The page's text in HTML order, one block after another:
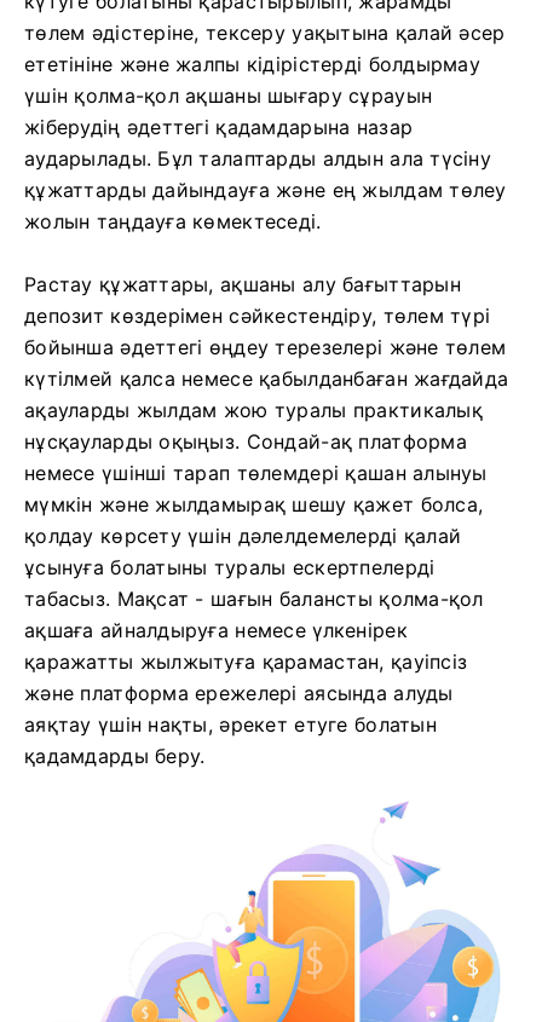
төлем әдістеріне, тексеру уақытына қалай әсер
ететініне және жалпы кідірістерді болдырмау
үшін қолма-қол ақшаны шығару сұрауын
жіберудің әдеттегі қадамдарына назар
аударылады. Бұл талаптарды алдын ала түсіну
құжаттарды дайындауға және ең жылдам төлеу
жолын таңдауға көмектеседі.
Растау құжаттары, ақшаны алу бағыттарын
депозит көздерімен сәйкестендіру, төлем түрі
бойынша әдеттегі өңдеу терезелері және төлем
күтілмей қалса немесе қабылданбаған жағдайда
ақауларды жылдам жою туралы практикалық
нұсқауларды оқыңыз. Сондай-ақ платформа
немесе үшінші тарап төлемдері қашан алынуы
мүмкін және жылдамырақ шешу қажет болса,
қолдау көрсету үшін дәлелдемелерді қалай
ұсынуға болатыны туралы ескертпелерді
табасыз. Мақсат - шағын балансты қолма-қол
ақшаға айналдыруға немесе үлкенірек
қаражатты жылжытуға қарамастан, қауіпсіз
және платформа ережелері аясында алуды
аяқтау үшін нақты, әрекет етуге болатын
қадамдарды беру.